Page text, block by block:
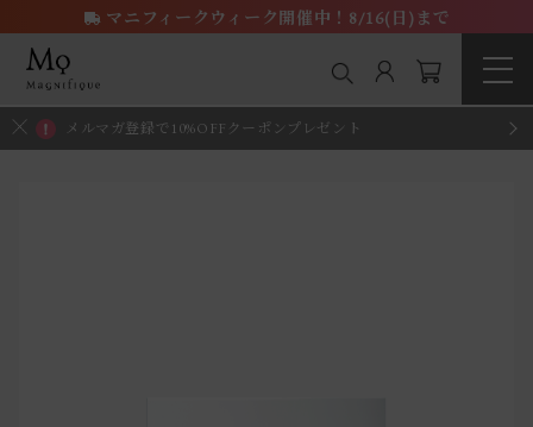
メルマガ登録で10%OFFクーポンプレゼント
マニフィークウィーク開催中！8/16(日)まで